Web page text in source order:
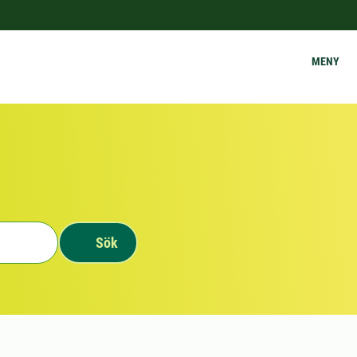
MENY
Sök